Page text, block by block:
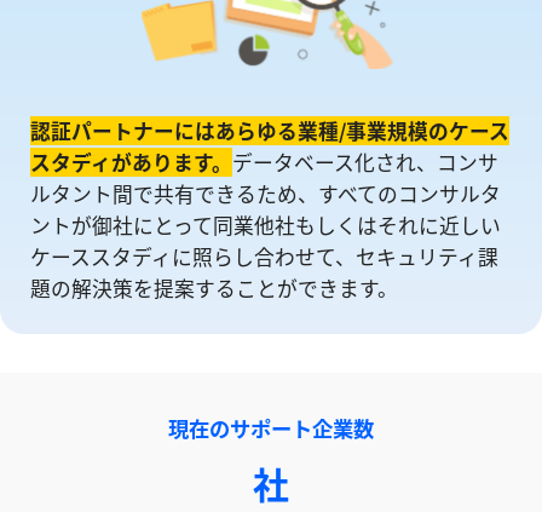
認証パートナーにはあらゆる業種/事業規模のケース
スタディがあります。 データベース化され、コンサ
ルタント間で共有できるため、すべてのコンサルタ
ントが御社にとって同業他社もしくはそれに近しい
ケーススタディに照らし合わせて、セキュリティ課
題の解決策を提案することができます。
現在のサポート企業数
社